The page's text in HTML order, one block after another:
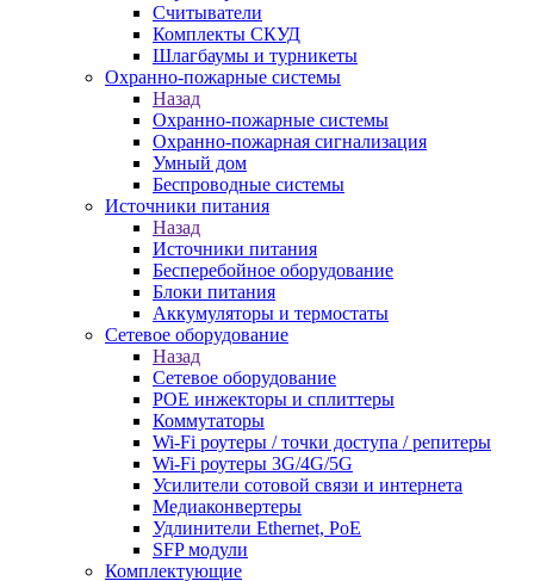
Считыватели
Комплекты СКУД
Шлагбаумы и турникеты
Охранно-пожарные системы
Назад
Охранно-пожарные системы
Охранно-пожарная сигнализация
Умный дом
Беспроводные системы
Источники питания
Назад
Источники питания
Бесперебойное оборудование
Блоки питания
Аккумуляторы и термостаты
Сетевое оборудование
Назад
Сетевое оборудование
POE инжекторы и сплиттеры
Коммутаторы
Wi-Fi роутеры / точки доступа / репитеры
Wi-Fi роутеры 3G/4G/5G
Усилители сотовой связи и интернета
Медиаконвертеры
Удлинители Ethernet, PoE
SFP модули
Комплектующие